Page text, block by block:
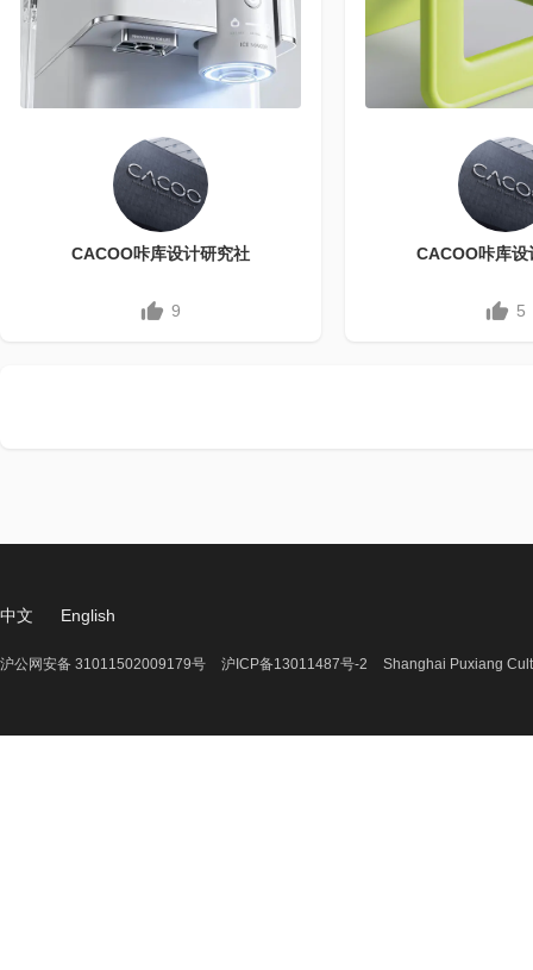
CACOO咔库设计研究社
9
CACOO咔库设
5
中文 English
沪公网安备 31011502009179号 沪ICP备13011487号-2 Shanghai Puxiang